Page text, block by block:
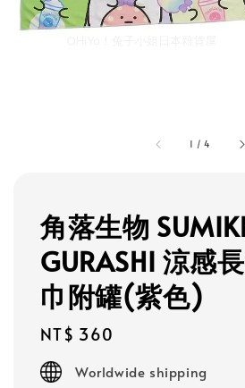
1 /4
角落生物
GURASHI 涼感
巾附罐(紫色)
Regular
price
NT$ 360
Worldwide shipping